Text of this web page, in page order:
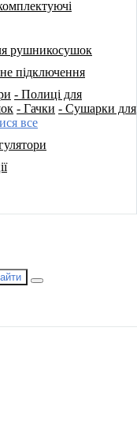
рушникосушок
підключення
- Полиці для
- Гачки - Сушарки для
все